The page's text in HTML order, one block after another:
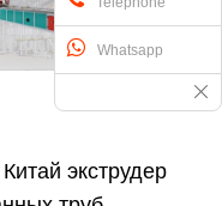
Китай экструдер
Whatsapp